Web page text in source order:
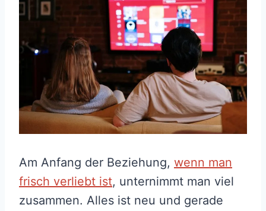
Am Anfang der Beziehung, wenn man
frisch verliebt ist, unternimmt man viel
zusammen. Alles ist neu und gerade